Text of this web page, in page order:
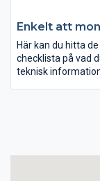
Enkelt att
Här kan du hitta
checklista på vad
teknisk